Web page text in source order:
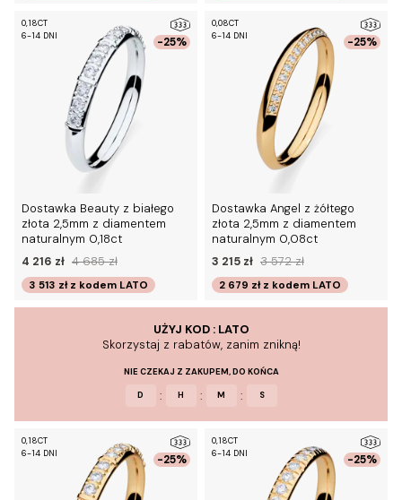
-25%
0,18CT
6-14 DNI
Dostawka Beauty z białego
złota 2,5mm z diamentem
naturalnym 0,18ct
4 216 zł 4 685 zł
3 513 zł z kodem LATO
-25%
0,08CT
6-14 DNI
Dostawka Angel z żółtego
złota 2,5mm z diamentem
naturalnym 0,08ct
3 215 zł 3 572 zł
2 679 zł z kodem LATO
UŻYJ KOD : LATO
Skorzystaj z rabatów, zanim znikną!
NIE CZEKAJ Z ZAKUPEM, DO KOŃCA
D : H : M : S
-25%
0,18CT
6-14 DNI
-25%
0,18CT
6-14 DNI